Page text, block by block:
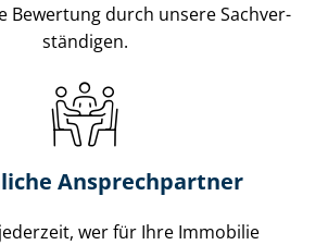
Bewertung durch unsere Sach­ver­
stän­di­gen.
Ansprechpartner
wer für Ihre Immobilie